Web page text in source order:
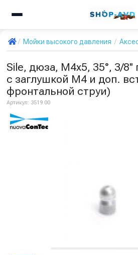
Мойки высокого давления
Sile, дюза, M4x5, 35°, 3/8''
с заглушкой M4 и доп.
фронтальной струи)
Артикул: 3519.00